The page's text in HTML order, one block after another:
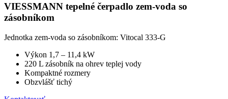
VIESSMANN tepelné čerpadlo zem-voda so
zásobníkom
Jednotka zem-voda so zásobníkom: Vitocal 333-G
Výkon 1,7 – 11,4 kW
220 L zásobník na ohrev teplej vody
Kompaktné rozmery
Obzvlášť tichý